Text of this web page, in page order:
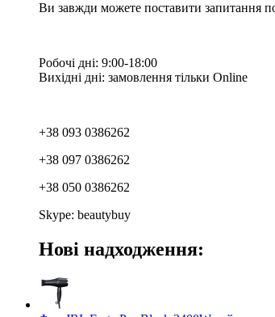
Ви завжди можете поставити запитання
Робочі дні: 9:00-18:00
Вихідні дні: замовлення тільки Online
+38 093 0386262
+38 097 0386262
+38 050 0386262
Skype: beautybuy
Нові надходження: